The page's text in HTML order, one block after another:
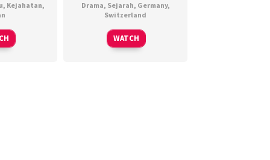
, Kejahatan,
Drama, Sejarah, Germany,
Switzerland
23
Oct
Michael
Krummenacher
WATCH